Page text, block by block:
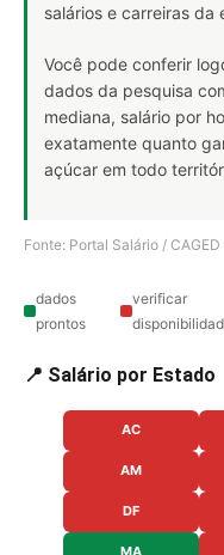
salários e carreiras da
Você pode conferir
dados da pesquisa
mediana, salário por
exatamente quanto
açúcar em todo
Fonte: Portal Salário /
dados
prontos
verificar
📍 Salário por Estado
AC
AM
DF
MA